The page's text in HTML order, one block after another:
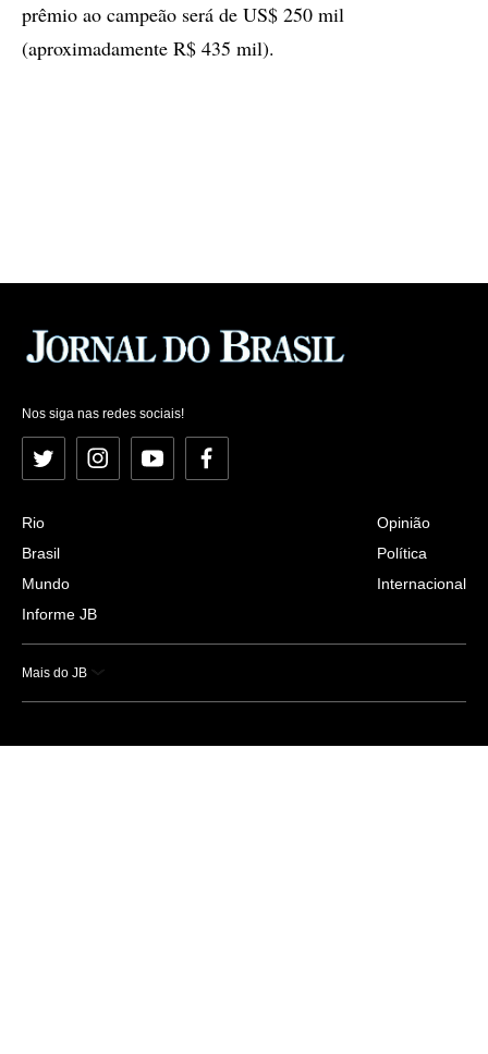
prêmio ao campeão será de US$ 250 mil
(aproximadamente R$ 435 mil).
Nos siga nas redes sociais!
Twitter InstagramYouTubeFacebook
Rio
Brasil
Mundo
Informe JB
Opinião
Política
Internacional
Mais do JB
Esportes